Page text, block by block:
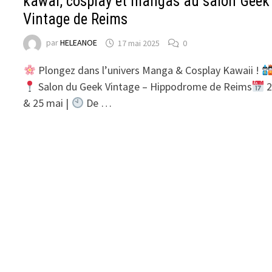
Vintage de Reims
parHELEANOE 17 mai 2025 0
Plongez dans l’univers Manga & Cosplay Kawaii !
Salon du Geek Vintage – Hippodrome de Reims
& 25 mai |
De …